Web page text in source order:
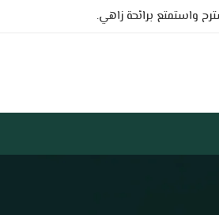
واستمتع برائحة زاهي.